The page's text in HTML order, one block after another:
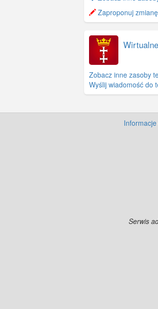
−
Zaproponuj
Zobacz inne zasoby
Wyślij wiadomość do
Serwis